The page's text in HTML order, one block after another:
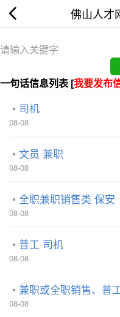
佛山人才
一句话信息列表 [我要发布
司机
08-08
文员 兼职
08-08
全职兼职销售类 保安
08-08
普工 司机
08-08
兼职或全职销售、普
08-08